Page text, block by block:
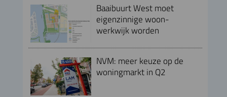
Baaibuurt West moet
eigenzinnige woon-
werkwijk worden
NVM: meer keuze op de
woningmarkt in Q2